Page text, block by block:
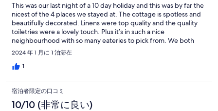
This was our last night of a 10 day holiday and this was by far the
nicest of the 4 places we stayed at. The cottage is spotless and
beautifully decorated. Linens were top quality and the quality
toiletries were a lovely touch. Plus it’s in such a nice
neighbourhood with so many eateries to pick from. We both
wished we owned it! Thank you so much for a wonderful last
2024 年 1 月に 1 泊滞在
1
宿泊者限定の口コミ
10/10 (非常に良い)